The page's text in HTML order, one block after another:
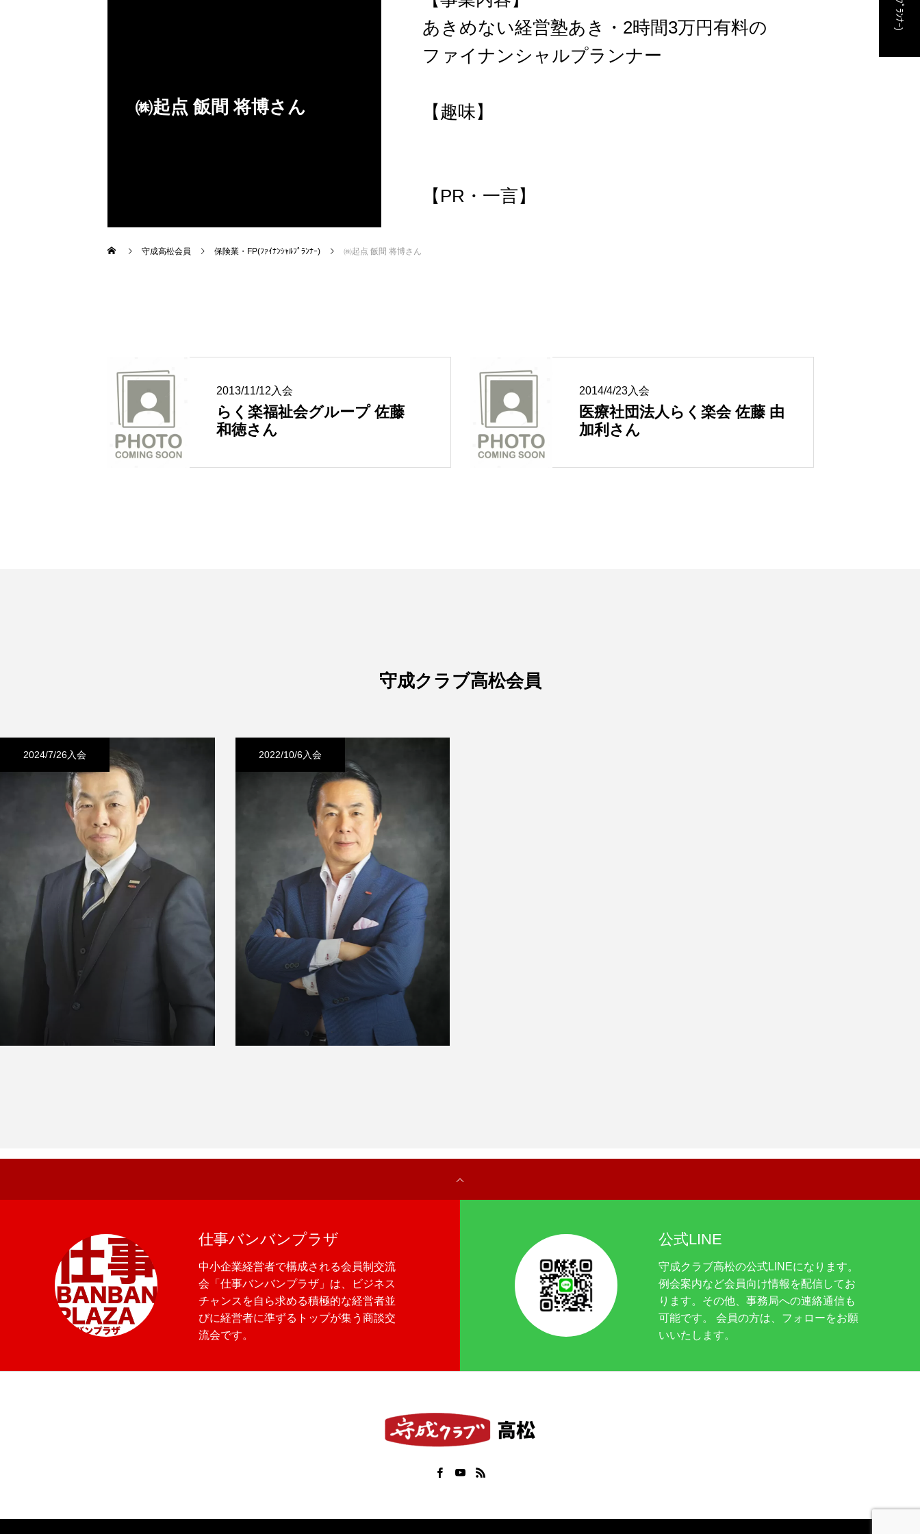
例会参加申込み（他会場）
例会参加申込み
組織概要
高松例会レポート
お知らせ
㈱起点 飯間 将博さん
あきめない経営塾あき・2時間3万円有料の
ファイナンシャルプランナー
【趣味】
【PR・一言】
守成高松会員 保険業・FP(ﾌｧｲﾅﾝｼｬﾙﾌﾟﾗﾝﾅｰ) ㈱起点 飯間 将博さん
2013/11/12入会
らく楽福祉会グループ 佐藤
和徳さん
2014/4/23入会
医療社団法人らく楽会 佐藤 由
加利さん
守成クラブ高松会員
2024/7/26入会 2022/10/6入会
仕事バンバンプラザ
中小企業経営者で構成される会員制交流
会「仕事バンバンプラザ」は、ビジネス
チャンスを自ら求める積極的な経営者並
びに経営者に準ずるトップが集う商談交
流会です。
公式LINE
守成クラブ高松の公式LINEになります。
例会案内など会員向け情報を配信してお
ります。その他、事務局への連絡通信も
可能です。 会員の方は、フォローをお願
いいたします。